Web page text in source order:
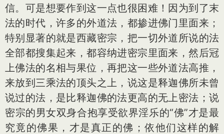
信。可是想要作到这一点也很困难！因为到了末
法的时代，许多的外道法，都掺进佛门里面来；
特别显著的就是西藏密宗，把一切外道所说的法
全部都搜集起来，都容纳进密宗里面来，然后冠
上佛法的名相与果位，再把这一些外道法高推，
来放到三乘法的顶头之上，说这是释迦佛所未曾
说过的法，是比释迦佛的法更高的无上密法；说
密宗的男女双身合抱享受欲界淫乐的“佛”才是最
究竟的佛果，才是真正的佛；依他们这样的解